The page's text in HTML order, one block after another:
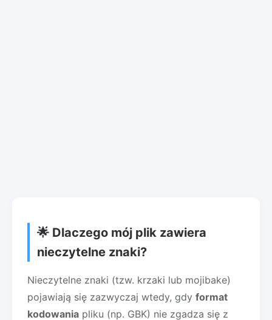
🌟 Dlaczego mój plik zawiera
nieczytelne znaki?
Nieczytelne znaki (tzw. krzaki lub mojibake)
pojawiają się zazwyczaj wtedy, gdy format
kodowania pliku (np. GBK) nie zgadza się z